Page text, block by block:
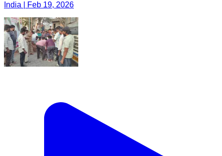
India | Feb 19, 2026